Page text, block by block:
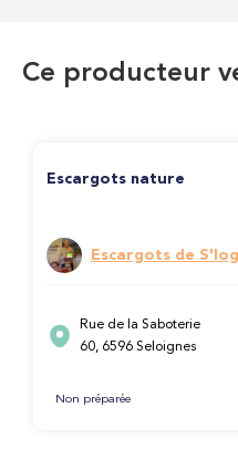
Ce producteur
Escargots nature
Escargots de
Rue de la Saboterie
60, 6596 Seloignes
Non préparée